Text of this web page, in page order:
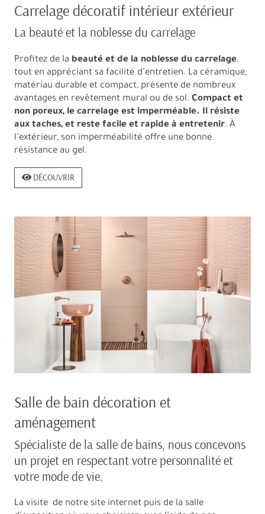
Carrelage décoratif intérieur extérieur
La beauté et la noblesse du carrelage
Profitez de la beauté et de la noblesse du carrelage,
tout en appréciant sa facilité d’entretien. La céramique,
matériau durable et compact, présente de nombreux
avantages en revêtement mural ou de sol. Compact et
non poreux, le carrelage est imperméable. Il résiste
aux taches, et reste facile et rapide à entretenir. À
l’extérieur, son imperméabilité offre une bonne
résistance au gel.
DÉCOUVRIR
Salle de bain décoration et
aménagement
Spécialiste de la salle de bains, nous concevons
un projet en respectant votre personnalité et
votre mode de vie.
La visite de notre site internet puis de la salle